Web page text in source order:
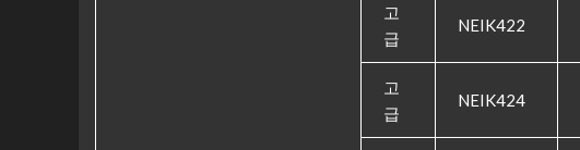
고
급
NEIK422
고
급
NEIK424